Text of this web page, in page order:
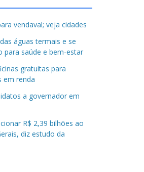
vendaval; veja cidades
águas termais e se
para saúde e bem-estar
gratuitas para
em renda
a governador em
R$ 2,39 bilhões ao
diz estudo da